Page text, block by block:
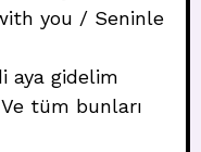
you / Seninle
aya gidelim
tüm bunları